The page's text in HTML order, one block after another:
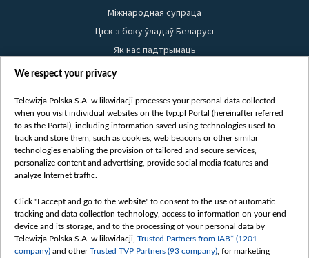
Міжнародная супраца
Ціск з боку ўладаў Беларусі
Як нас падтрымаць
Правілы выкарыстання матэрыялаў
Бяспека
Youtube
Белсат news
Белсат Shorts
Жэстачайшы мульт
Belsat English
Biełsat PL
We respect your privacy
Telewizja Polska S.A. w likwidacji processes your personal data collected
when you visit individual websites on the tvp.pl Portal (hereinafter referred
to as the Portal), including information saved using technologies used to
track and store them, such as cookies, web beacons or other similar
technologies enabling the provision of tailored and secure services,
personalize content and advertising, provide social media features and
analyze Internet traffic.
Click "I accept and go to the website" to consent to the use of automatic
tracking and data collection technology, access to information on your end
device and its storage, and to the processing of your personal data by
Telewizja Polska S.A. w likwidacji, Trusted Partners from IAB* (1201
company) and otherTrusted TVP Partners (93 company) , for marketing